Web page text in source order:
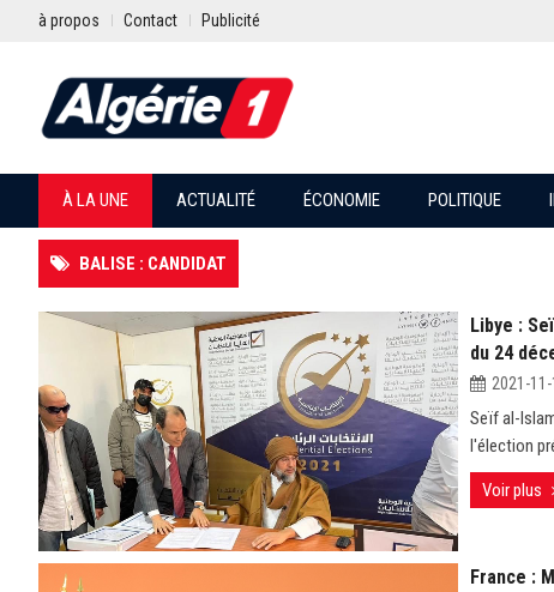
à propos Contact Publicité
À LA UNE ACTUALITÉ ÉCONOMIE POLITIQUE
BALISE : CANDIDAT
Libye :
du 24
2021-
Seïf al-
l'élection
Voir plus
France :